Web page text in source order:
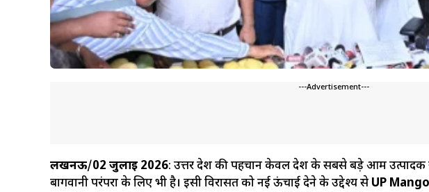
---Advertisement---
लखनऊ/02 जुलाई 2026: उत्तर प्रदेश की पहचान केवल देश के सबसे बड़े आम उत्पादक
बागवानी परंपरा के लिए भी है। इसी विरासत को नई ऊंचाई देने के उद्देश्य से UP